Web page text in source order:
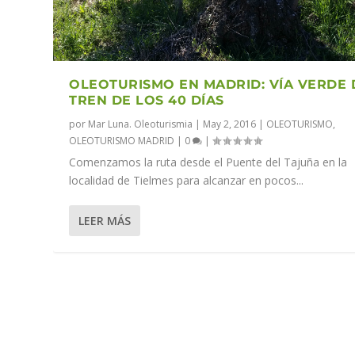
OLEOTURISMO EN MADRID: VÍA VERDE
TREN DE LOS 40 DÍAS
por Mar Luna. Oleoturismia | May 2, 2016 | OLEOTURISMO,
OLEOTURISMO MADRID | 0 |
Comenzamos la ruta desde el Puente del Tajuña en la
localidad de Tielmes para alcanzar en pocos...
LEER MÁS